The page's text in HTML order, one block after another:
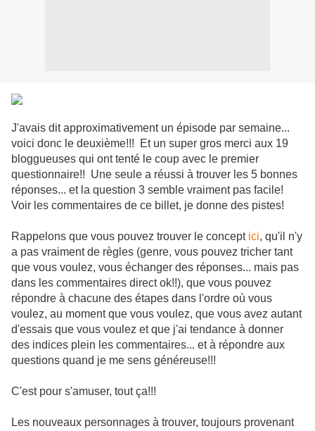
J'avais dit approximativement un épisode par semaine...
voici donc le deuxième!!! Et un super gros merci aux 19
bloggueuses qui ont tenté le coup avec le premier
questionnaire!! Une seule a réussi à trouver les 5 bonnes
réponses... et la question 3 semble vraiment pas facile!
Voir les commentaires de ce billet, je donne des pistes!
Rappelons que vous pouvez trouver le concept ici, qu'il n'y
a pas vraiment de règles (genre, vous pouvez tricher tant
que vous voulez, vous échanger des réponses... mais pas
dans les commentaires direct ok!!), que vous pouvez
répondre à chacune des étapes dans l'ordre où vous
voulez, au moment que vous voulez, que vous avez autant
d'essais que vous voulez et que j'ai tendance à donner
des indices plein les commentaires... et à répondre aux
questions quand je me sens généreuse!!!
C'est pour s'amuser, tout ça!!!
Les nouveaux personnages à trouver, toujours provenant